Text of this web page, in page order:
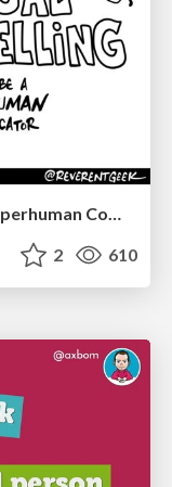
Visual Storytelling: How to be a Superhuman Communicator
2 610